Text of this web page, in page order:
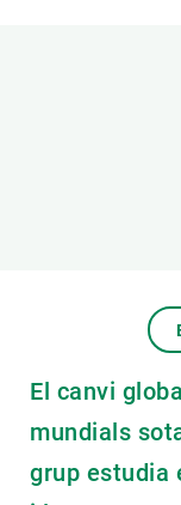
El canvi
mundials
grup estudia